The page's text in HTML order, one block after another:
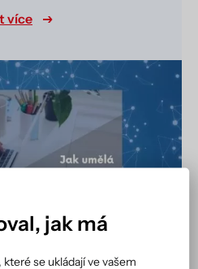
více
jak má
se ukládají ve vašem